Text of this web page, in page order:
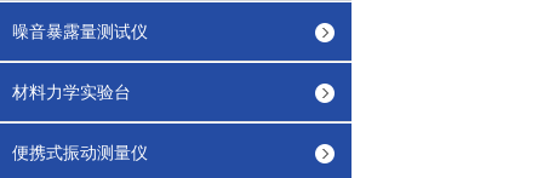
噪音暴露量测试仪
材料力学实验台
便携式振动测量仪